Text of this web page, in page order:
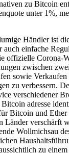
zu Bitcoin
unter 1%,
Händler ist
auch einfache
offizielle Corona-
zwischen
sowie Verkaufen
zu verbessern.
verschiedener
adresse
Bitcoin und Ether
Länder verschärft
Wollmichsau
zu